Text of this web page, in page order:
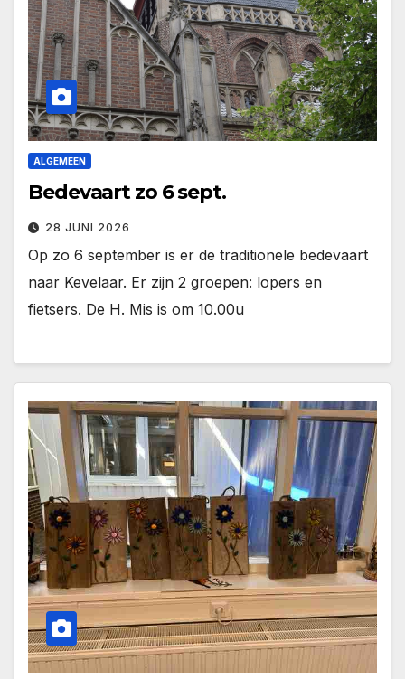
ALGEMEEN
Bedevaart zo 6 sept.
28 JUNI 2026
Op zo 6 september is er de traditionele bedevaart
naar Kevelaar. Er zijn 2 groepen: lopers en
fietsers. De H. Mis is om 10.00u